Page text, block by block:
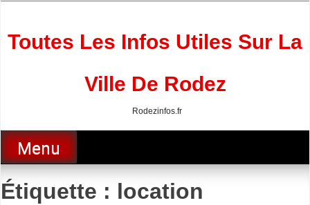
Toutes Les Infos Utiles Sur La
Ville De Rodez
Rodezinfos.fr
Menu
Étiquette : location